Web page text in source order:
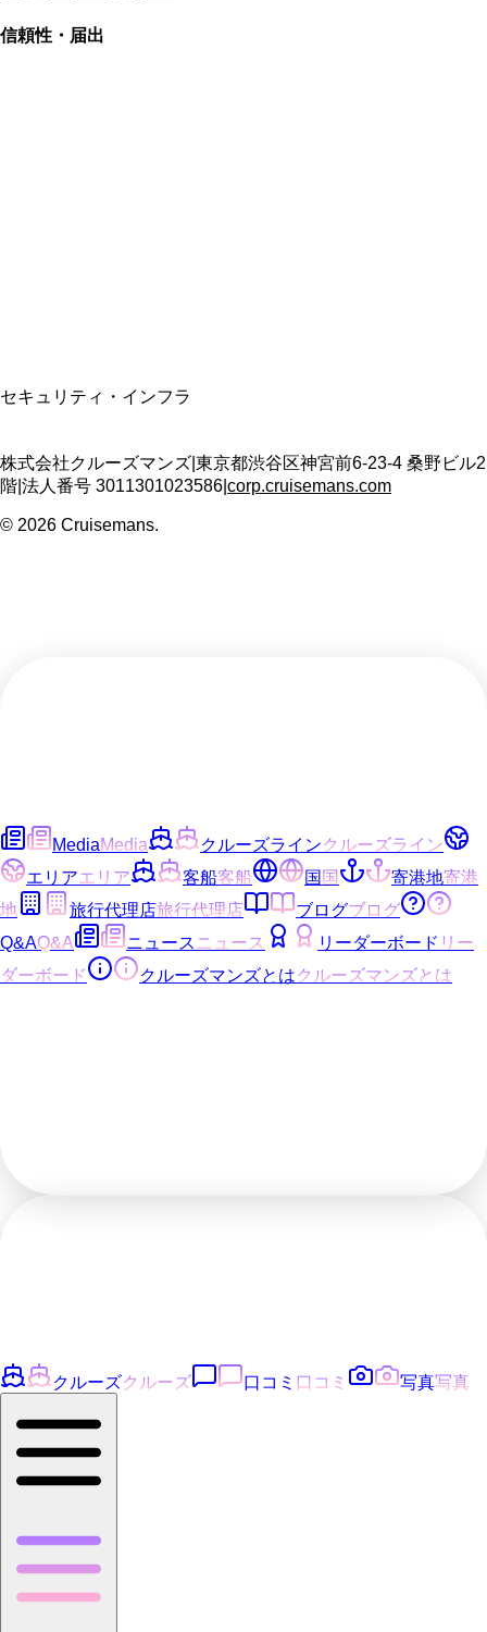
信頼性・届出
セキュリティ・インフラ
株式会社クルーズマンズ 東京都渋谷区神宮前6-23-4 桑野ビル2
階 法人番号 3011301023586 corp.cruisemans.com
© 2026 Cruisemans.
MediaMedia クルーズラインクルーズライン
エリアエリア 客船客船 国国 寄港地寄港
地
旅行代理店旅行代理店 ブログブログ
Q&AQ&A ニュース ニュース リーダーボード リー
ダーボード
クルーズマンズとはクルーズマンズとは
クルーズクルーズ 口コミ 口コミ 写真写真